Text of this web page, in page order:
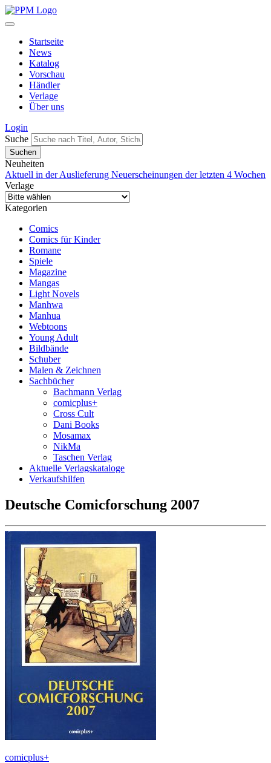
Startseite
News
Katalog
Vorschau
Händler
Verlage
Über uns
Login
Suche
Neuheiten
Aktuell in der Auslieferung Neuerscheinungen der letzten 4 Wochen
Verlage
Kategorien
Comics
Comics für Kinder
Romane
Spiele
Magazine
Mangas
Light Novels
Manhwa
Manhua
Webtoons
Young Adult
Bildbände
Schuber
Malen & Zeichnen
Sachbücher
Bachmann Verlag
comicplus+
Cross Cult
Dani Books
Mosamax
NikMa
Taschen Verlag
Aktuelle Verlagskataloge
Verkaufshilfen
Deutsche Comicforschung 2007
comicplus+